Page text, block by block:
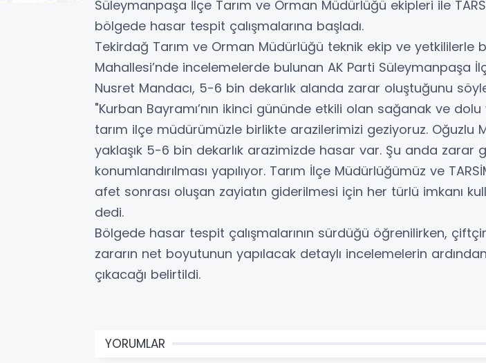
Süleymanpaşa İlçe Tarım ve Orman Müdürlüğü ekipleri ile
bölgede hasar tespit çalışmalarına başladı.
Tekirdağ Tarım ve Orman Müdürlüğü teknik ekip ve yetkililerle
Mahallesi’nde incelemelerde bulunan AK Parti Süleymanpaşa
Nusret Mandacı, 5-6 bin dekarlık alanda zarar oluştuğunu
"Kurban Bayramı’nın ikinci gününde etkili olan sağanak ve dolu
tarım ilçe müdürümüzle birlikte arazilerimizi geziyoruz. Oğuzlu
yaklaşık 5-6 bin dekarlık arazimizde hasar var. Şu anda zarar
konumlandırılması yapılıyor. Tarım İlçe Müdürlüğümüz ve
afet sonrası oluşan zayiatın giderilmesi için her türlü imkanı
dedi.
Bölgede hasar tespit çalışmalarının sürdüğü öğrenilirken,
zararın net boyutunun yapılacak detaylı incelemelerin
çıkacağı belirtildi.
YORUMLAR